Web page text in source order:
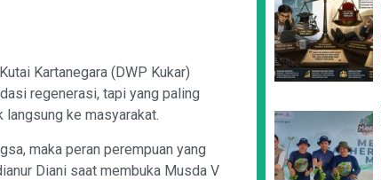
Kartanegara (DWP Kukar)
regenerasi, tapi yang paling
ke masyarakat.
maka peran perempuan yang
Diani saat membuka Musda V